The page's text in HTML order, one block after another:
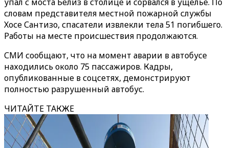
словам представителя местной пожарной службы
Хосе Сантизо, спасатели извлекли тела 51 погибшего.
Работы на месте происшествия продолжаются.
СМИ сообщают, что на момент аварии в автобусе
находились около 75 пассажиров. Кадры,
опубликованные в соцсетях, демонстрируют
полностью разрушенный автобус.
ЧИТАЙТЕ ТАКЖЕ